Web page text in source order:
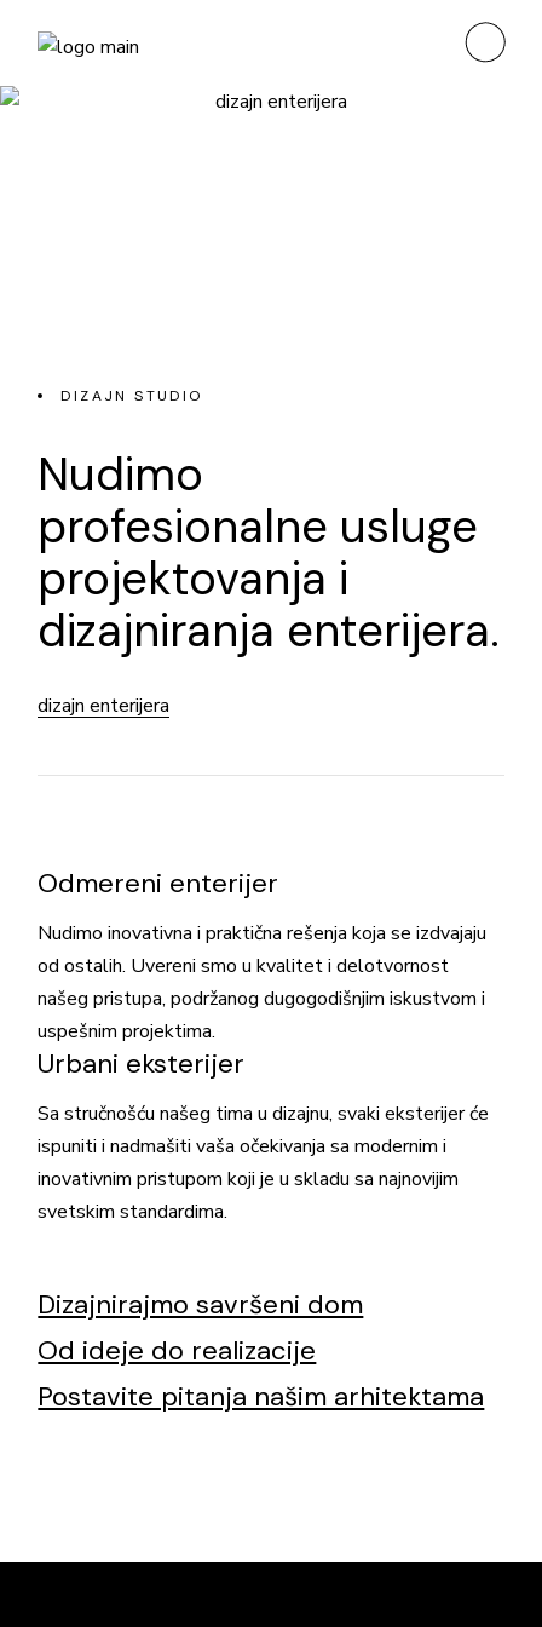
DIZAJN STUDIO
Nudimo
profesionalne usluge
projektovanja i
dizajniranja enterijera.
dizajn enterijera
Dizajnirajmo savršeni dom
Od ideje do realizacije
Postavite pitanja našim arhitektama
Urbani eksterijer
Sa stručnošću našeg tima u dizajnu, svaki eksterijer će
ispuniti i nadmašiti vaša očekivanja sa modernim i
inovativnim pristupom koji je u skladu sa najnovijim
svetskim standardima.
Odmereni enterijer
Nudimo inovativna i praktična rešenja koja se izdvajaju
od ostalih. Uvereni smo u kvalitet i delotvornost
našeg pristupa, podržanog dugogodišnjim iskustvom i
uspešnim projektima.